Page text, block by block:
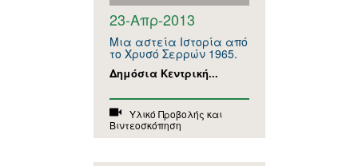
23-Απρ-2013
Μια αστεία Ιστορία από
το Χρυσό Σερρών 1965.
Δημόσια Κεντρική...
Υλικό Προβολής και
Βιντεοσκόπηση